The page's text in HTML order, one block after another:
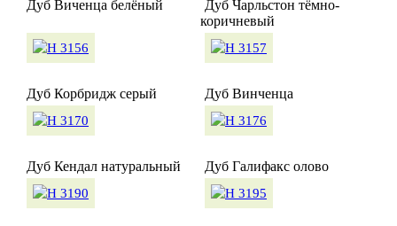
Дуб Виченца белёный
Дуб Чарльстон тёмно-
коричневый
Дуб Корбридж серый Дуб Винченца
Дуб Кендал натуральный Дуб Галифакс олово